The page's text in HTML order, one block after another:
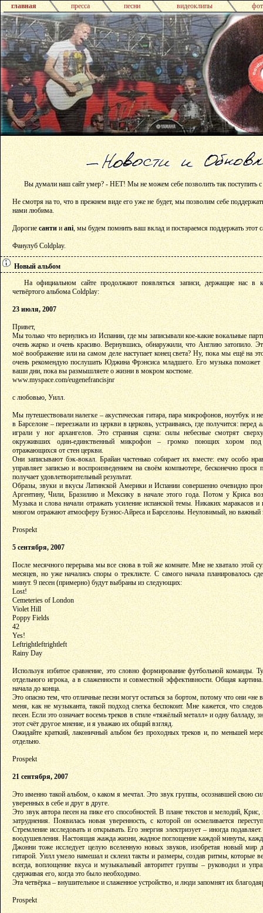
главная пресса песни видеоклипы
Вы думали наш сайт умер? - НЕТ! Мы не можем себе позволить так поступить
Не смотря на то, что в прежнем виде его уже не будет, мы позволим себе
нами любима.
Дорогие санти и ani, мы будем помнить ваш вклад и постараемся поддержать этот
Фанулуб Coldplay.
Новый альбом
На официальном сайте продолжают появляться записи, держащие нас в
четвёртого альбома Coldplay:
23 июля, 2007
Привет,
Мы только что вернулись из Испании, где мы записывали кое-какие вокальные
очень жарко и очень красиво. Вернувшись, обнаружили, что Англию затопило.
моё воображение или на самом деле наступает конец света? Ну, пока мы ещё на
очень рекомендую послушать Юджина Фрэнсиса младшего. Его музыка поможет
ваши дни, пока вы размышляете о жизни в мокром костюме.
www.myspace.com/eugenefrancisjnr
с любовью, Уилл.
Мы путешествовали налегке – акустическая гитара, пара микрофонов, ноутбук и
в Барселоне – переезжали из церкви в церковь, устраиваясь, где получится:
играли у ног архангелов. Это странная сцена: силы небесные смотрят
окруживших один-единственный микрофон – громко поющих хором под
отражающихся от стен церкви.
Они записывают бэк-вокал. Брайан частенько собирает их вместе: ему особо
управляет записью и воспроизведением на своём компьютере, бесконечно прося
получает удовлетворительный результат.
Образы, звуки и вкусы Латинской Америки и Испании совершенно очевидно
Аргентину, Чили, Бразилию и Мексику в начале этого года. Потом у Криса
Музыка и слова начали отражать усиление испанской темы. Никаких маракасов и
многом отражают атмосферу Буэнос-Айреса и Барселоны. Неуловимый, но важный
Prospekt
5 сентября, 2007
После месячного перерыва мы все снова в той же комнате. Мне не хватало этой
месяцев, но уже начались споры о треклисте. С самого начала планировалось
минут. 9 песен (примерно) будут выбраны из следующих:
Lost!
Cemeteries of London
Violet Hill
Poppy Fields
42
Yes!
Leftrightleftrightleft
Rainy Day
Используя избитое сравнение, это словно формирование футбольной команды.
отдельного игрока, а в слаженности и совместной эффективности. Общая
начала до конца.
Это опасно тем, что отличные песни могут остаться за бортом, потому что они «не
меня, как не музыканта, такой подход слегка беспокоит. Мне кажется, что
песен. Если это означает восемь треков в стиле «тяжёлый металл» и одну балладу,
этот счёт другое мнение, и я уважаю их общий взгляд.
Ожидайте краткий, лаконичный альбом без проходных треков и, по меньшей
отдельно.
Prospekt
21 сентября, 2007
Это именно такой альбом, о каком я мечтал. Это звук группы, осознавшей свою
уверенных в себе и друг в друге.
Это звук автора песен на пике его способностей. В плане текстов и мелодий,
затруднения. Появилась новая уверенность, с которой он осмеливается
Стремление исследовать и открывать. Его энергия электризует – иногда
воодушевления. Настоящая жажда жизни, жадное поглощение каждой минуты,
Джонни тоже исследует целую вселенную новых звуков, изобретая новый мир
гитарой. Уилл умело намешал и склеил такты и размеры, создав ритмы, которые
всегда, воплощение вкуса и музыкальный авторитет группы – руководил и
сдерживая его, когда это было необходимо.
Эта четвёрка – внушительное и слаженное устройство, и люди запомнят их
Prospekt